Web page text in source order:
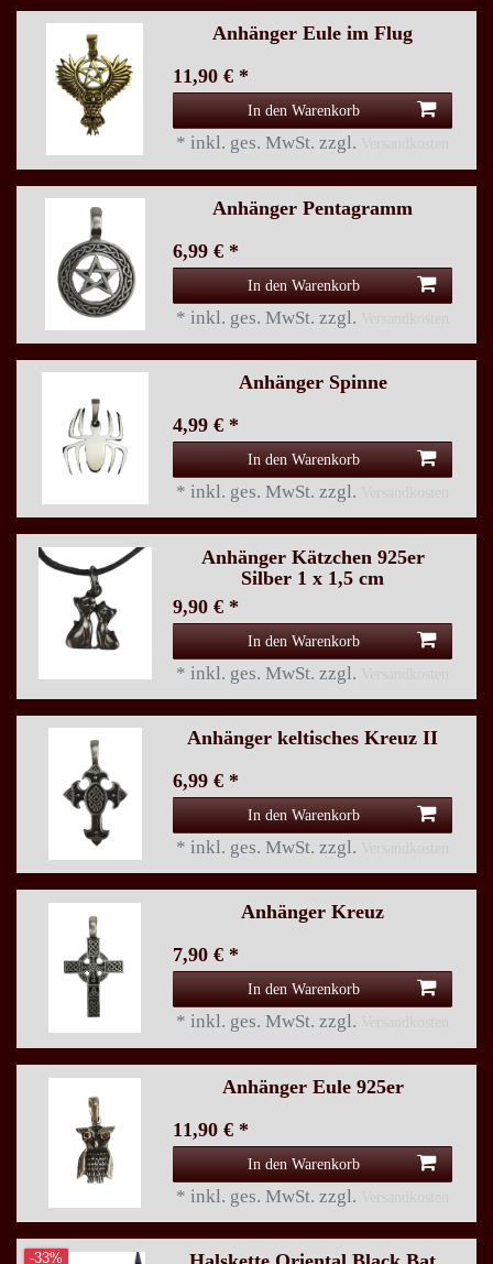
Anhänger Eule im Flug
11,90 € *
In den Warenkorb
* inkl. ges. MwSt. zzgl.
Anhänger Pentagramm
6,99 € *
In den Warenkorb
* inkl. ges. MwSt. zzgl.
Anhänger Spinne
4,99 € *
In den Warenkorb
* inkl. ges. MwSt. zzgl.
Anhänger Kätzchen 925er
Silber 1 x 1,5 cm
9,90 € *
In den Warenkorb
* inkl. ges. MwSt. zzgl.
Anhänger keltisches Kreuz II
6,99 € *
In den Warenkorb
* inkl. ges. MwSt. zzgl.
Anhänger Kreuz
7,90 € *
In den Warenkorb
* inkl. ges. MwSt. zzgl.
Anhänger Eule 925er
11,90 € *
In den Warenkorb
* inkl. ges. MwSt. zzgl.
-33%